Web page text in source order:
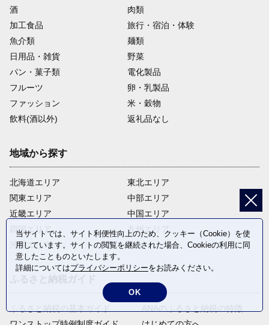
酒
肉類
加工食品
旅行・宿泊・体験
魚介類
麺類
日用品・雑貨
野菜
パン・菓子類
電化製品
フルーツ
卵・乳製品
ファッション
米・穀物
飲料(酒以外)
返礼品なし
地域から探す
北海道エリア
関東エリア
近畿エリア
四国エリア
沖縄エリア
東北エリア
中部エリア
中国エリア
九州エリア
当サイトでは、サイト利便性向上のため、クッキー（Cookie）を使
用しています。サイトの閲覧を継続された場合、Cookieの利用に同
意したことものといたします。
詳細についてはプライバシーポリシーをお読みください。
OK